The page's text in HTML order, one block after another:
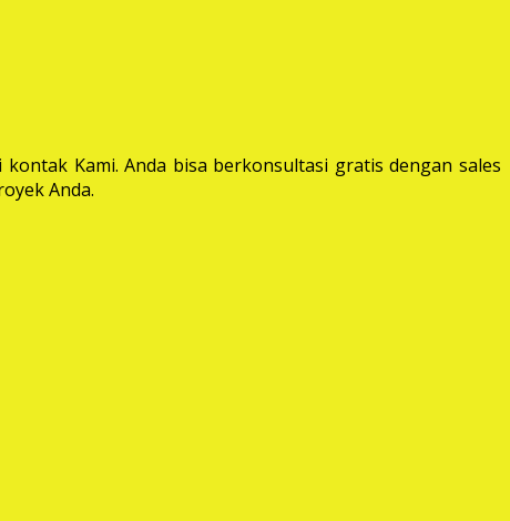
Kami. Anda bisa berkonsultasi gratis dengan sales
Anda.